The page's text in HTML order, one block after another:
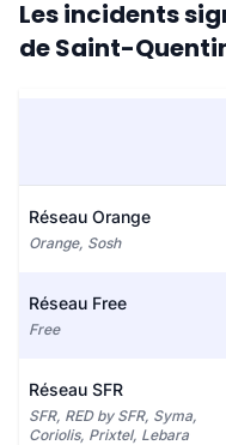
Les incidents
de Saint-
Réseau Orange
Orange, Sosh
Réseau Free
Free
Réseau SFR
SFR, RED by SFR, Syma,
Coriolis, Prixtel, Lebara